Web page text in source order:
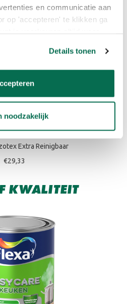
en communicatie aan
op 'accepteren' te klikken ga
Details tonen
noodzakelijk
Extra Reinigbaar
€29,33
KWALITEIT